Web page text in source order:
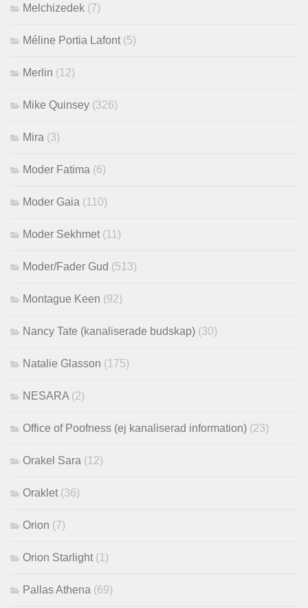
Melchizedek (7)
Méline Portia Lafont (5)
Merlin (12)
Mike Quinsey (326)
Mira (3)
Moder Fatima (6)
Moder Gaia (110)
Moder Sekhmet (11)
Moder/Fader Gud (513)
Montague Keen (92)
Nancy Tate (kanaliserade budskap) (30)
Natalie Glasson (175)
NESARA (2)
Office of Poofness (ej kanaliserad information) (23)
Orakel Sara (12)
Oraklet (36)
Orion (7)
Orion Starlight (1)
Pallas Athena (69)